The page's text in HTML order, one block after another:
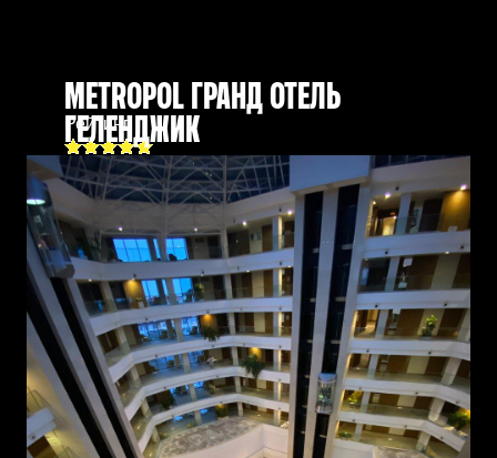
METROPOL ГРАНД ОТЕЛЬ
ГЕЛЕНДЖИК
Рейтинг